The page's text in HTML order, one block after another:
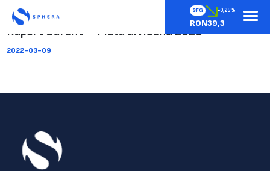
SFG -0,25%
RON39,3
Raport Curent – Plata dividend 2020
2022-03-09